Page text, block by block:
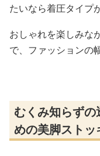
たいなら着圧タイプ
おしゃれを楽しみな
で、ファッションの
むくみ知らず
めの美脚ストッ